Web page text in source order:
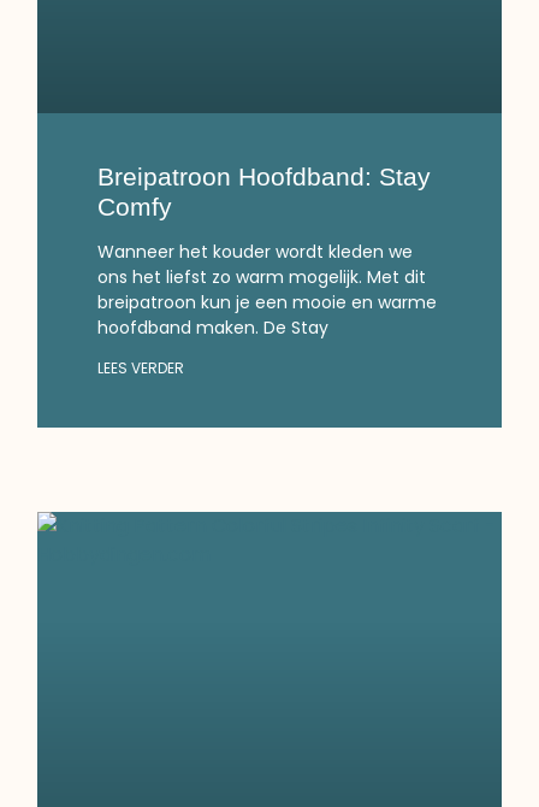
Breipatroon Hoofdband: Stay
Comfy
Wanneer het kouder wordt kleden we
ons het liefst zo warm mogelijk. Met dit
breipatroon kun je een mooie en warme
hoofdband maken. De Stay
LEES VERDER